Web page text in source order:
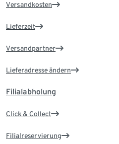
Versandkosten
Lieferzeit
Versandpartner
Lieferadresse ändern
Filialabholung
Click & Collect
Filialreservierung